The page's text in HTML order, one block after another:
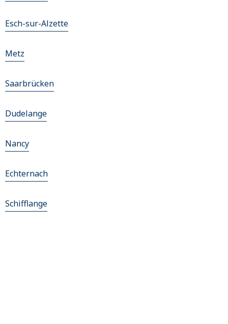
Esch-sur-Alzette
Metz
Saarbrücken
Dudelange
Nancy
Echternach
Schifflange